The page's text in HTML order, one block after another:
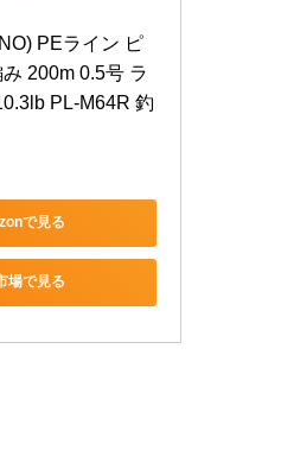
PEライン ピ
200m 0.5号 ラ
PL-M64R 釣
で見る
場で見る